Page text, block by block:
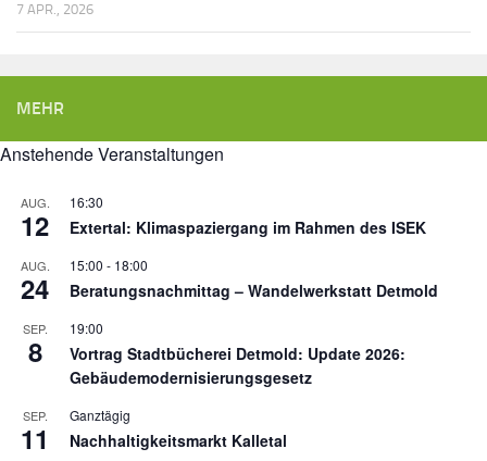
7 APR., 2026
MEHR
Anstehende Veranstaltungen
AUG.
12
16:30
Extertal: Klimaspaziergang im Rahmen des ISEK
AUG.
24
15:00 - 18:00
Beratungsnachmittag – Wandelwerkstatt Detmold
SEP.
8
19:00
Vortrag Stadtbücherei Detmold: Update 2026:
Gebäudemodernisierungsgesetz
SEP.
11
Ganztägig
Nachhaltigkeitsmarkt Kalletal